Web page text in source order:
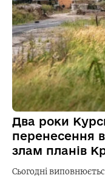
Два роки
перенесення
злам планів
Сьогодні